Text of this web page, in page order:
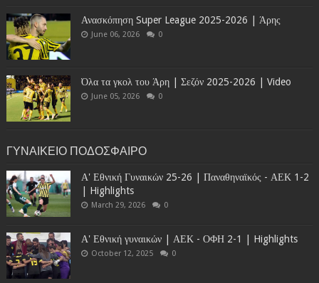
Ανασκόπηση Super League 2025-2026 | Άρης
June 06, 2026 0
Όλα τα γκολ του Άρη | Σεζόν 2025-2026 | Video
June 05, 2026 0
ΓΥΝΑΙΚΕΙΟ ΠΟΔΟΣΦΑΙΡΟ
Α' Εθνική Γυναικών 25-26 | Παναθηναϊκός - ΑΕΚ 1-2
| Highlights
March 29, 2026 0
Α' Εθνική γυναικών | ΑΕΚ - ΟΦΗ 2-1 | Highlights
October 12, 2025 0